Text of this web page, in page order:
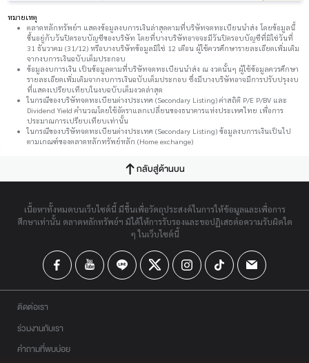
หมายเหตุ
ตลาดหลักทรัพย์ฯ แสดงข้อมูลงบการเงินล่าสุดตามที่บริษัทจดทะเบียนนำส่ง โดยข้อมูลนี้
ขึ้นอยู่กับวันปิดรอบบัญชีของบริษัท โดยที่บางบริษัทอาจจะมีวันปิดรอบบัญชีที่มิใช่วันที่
31 ธันวาคม (31/12) หรือบางบริษัทข้อมูลมิใช่ 12 เดือน ผู้ใช้ควรศึกษารายละเอียดเพิ่มเติม
จากงบการเงินฉบับเต็มประกอบ
ข้อมูลงบการเงิน เป็นข้อมูลตามที่บริษัทจดทะเบียนนำส่ง ณ งวดนั้นๆ ผู้ใช้ข้อมูลควรศึกษา
รายละเอียดเพิ่มเติมจากงบการเงินฉบับเต็มประกอบ ซึ่งมีบางบริษัทอาจมีการปรับปรุงงบ
ที่แสดงเปรียบเทียบในงบฉบับเต็มงวดล่าสุด
ในกรณีของบริษัทจดทะเบียนต่างประเทศ (Secondary Listing) ค่าสถิติ P/E P/BV และ
Dividend Yield คำนวณโดยใช้อัตราแลกเปลี่ยนของธนาคารแห่งประเทศไทย เพื่อการ
ประมาณการเปรียบเทียบเท่านั้น
ในกรณีของบริษัทจดทะเบียนต่างประเทศ (Secondary Listing) ข้อมูลงบการเงินเป็นไป
ตามเกณฑ์ของตลาดหลักทรัพย์หลัก (Home exchange)
กลับสู่ด้านบน
เนื้อหาทั้งหมดบนเว็บไซต์นี้ มีขึ้นเพื่อวัตถุประสงค์ในการให้ข้อมูลและเพื่อการ
ศึกษาเท่านั้น ตลาดหลักทรัพย์ฯ มิได้ให้การรับรองและขอปฏิเสธต่อความรับผิดใด
ๆ ในเว็บไซต์นี้
ติดต่อเรา
ร่วมงานกับเรา
คำถามที่พบบ่อย